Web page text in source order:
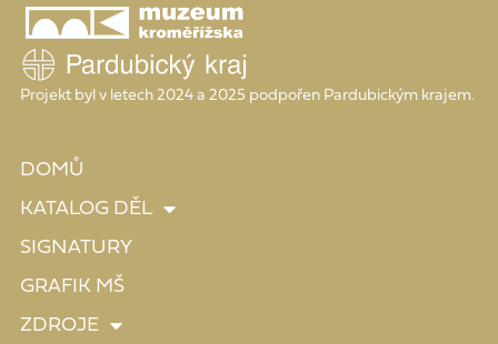
Projekt byl v letech 2024 a 2025 podpořen Pardubickým krajem.
DOMŮ
KATALOG DĚL
SIGNATURY
GRAFIK MŠ
ZDROJE